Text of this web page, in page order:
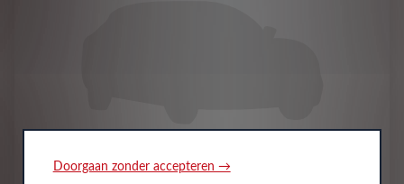
Doorgaan zonder accepteren →